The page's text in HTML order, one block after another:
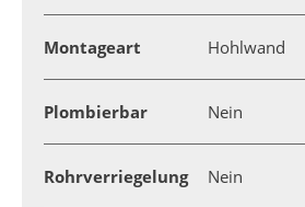
Montageart Hohlwand
Plombierbar Nein
Rohrverriegelung Nein